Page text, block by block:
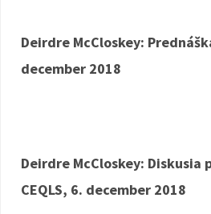
Deirdre McCloskey:
december 2018
Deirdre McCloskey: Diskusia
CEQLS, 6. december 2018